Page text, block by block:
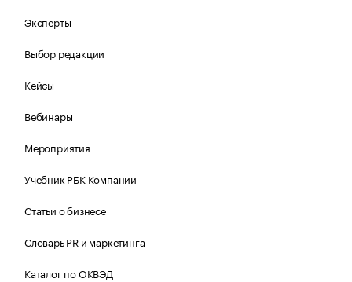
Эксперты
Выбор редакции
Кейсы
Вебинары
Мероприятия
Учебник РБК Компании
Статьи о бизнесе
Словарь PR и маркетинга
Каталог по ОКВЭД